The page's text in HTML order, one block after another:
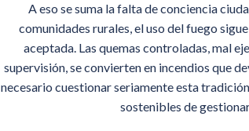
A eso se suma la falta de conciencia
comunidades rurales, el uso del fuego
aceptada. Las quemas controladas, mal
supervisión, se convierten en incendios que
necesario cuestionar seriamente esta
sostenibles de